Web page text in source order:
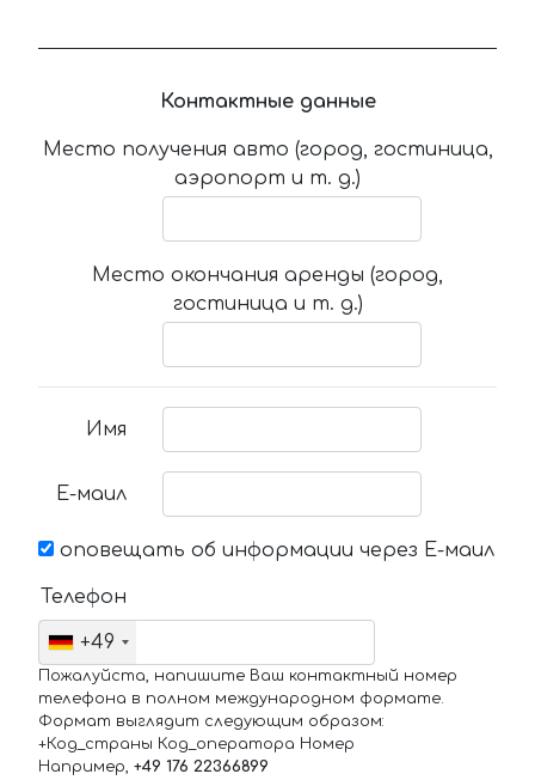
Контактные данные
Место получения авто (город, гостиница,
аэропорт и т. д.)
Место окончания аренды (город,
гостиница и т. д.)
Имя
Е-маил
оповещать об информации через Е-маил
Телефон
+49
Пожалуйста, напишите Ваш контактный номер
телефона в полном международном формате.
Формат выглядит следующим образом:
+Код_страны Код_оператора Номер
Например, +49 176 22366899